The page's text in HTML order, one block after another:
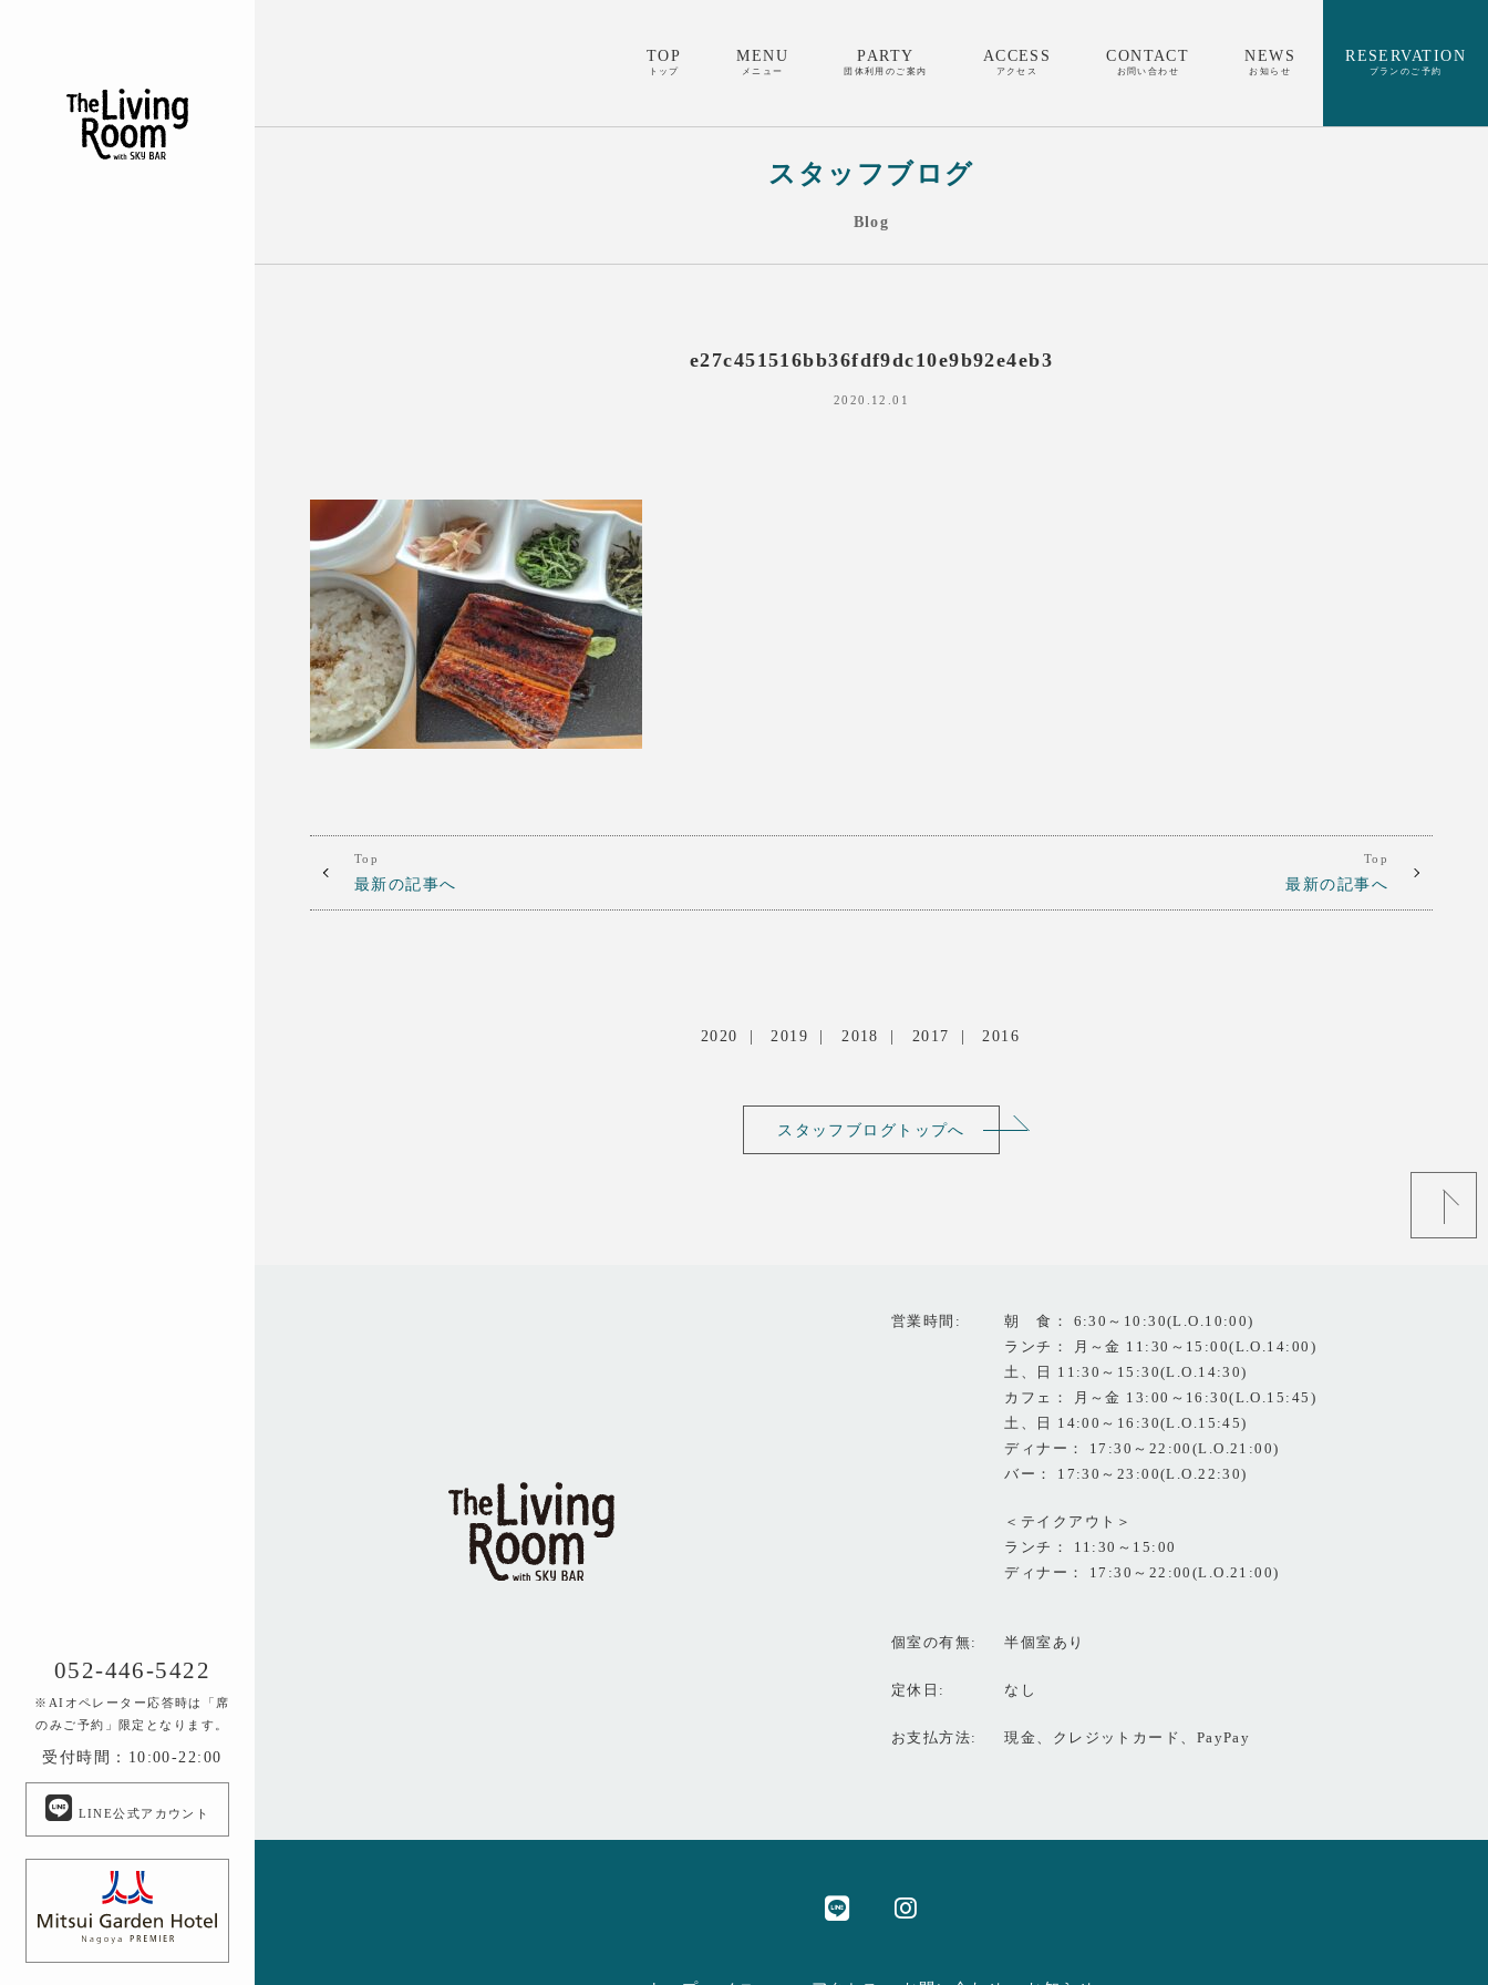
052-446-5422
※AIオペレーター応答時は「席
のみご予約」限定となります。
受付時間：10:00-22:00
LINE公式アカウント
TOP
トップ
MENU
メニュー
PARTY
団体利用のご案内
ACCESS
アクセス
CONTACT
お問い合わせ
NEWS
お知らせ
RESERVATION
プランのご予約
スタッフブログ
Blog
e27c451516bb36fdf9dc10e9b92e4eb3
2020.12.01
Top
最新の記事へ
Top
最新の記事へ
2020 2019 2018 2017 2016
スタッフブログトップへ
営業時間
朝 食： 6:30～10:30(L.O.10:00)
ランチ： 月～金 11:30～15:00(L.O.14:00)
土、日 11:30～15:30(L.O.14:30)
カフェ： 月～金 13:00～16:30(L.O.15:45)
土、日 14:00～16:30(L.O.15:45)
ディナー： 17:30～22:00(L.O.21:00)
バー： 17:30～23:00(L.O.22:30)
＜テイクアウト＞
ランチ： 11:30～15:00
ディナー： 17:30～22:00(L.O.21:00)
個室の有無 半個室あり
定休日 なし
お支払方法 現金、クレジットカード、PayPay